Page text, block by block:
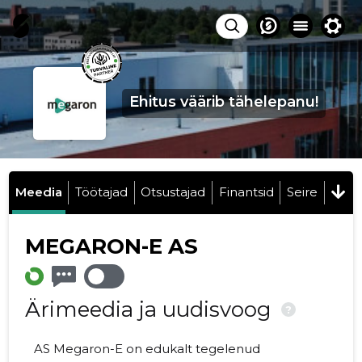
Ehitus väärib tähelepanu!
Meedia Töötajad Otsustajad Finantsid Seire
MEGARON-E AS
Ärimeedia ja uudisvoog ?
AS Megaron-E on edukalt tegelenud